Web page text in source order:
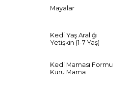
Mayalar
Kedi Yaş Aralığı
Yetişkin (1-7 Yaş)
Kedi Maması Formu
Kuru Mama